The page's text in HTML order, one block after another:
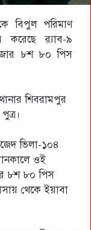
বিপুল পরিমাণ
করেছে র‌্যাব-৯
৮শ ৮০ পিস
শিবরামপুর
ভিলা-১০৪
ওই
৮শ ৮০ পিস
থেকে ইয়াবা